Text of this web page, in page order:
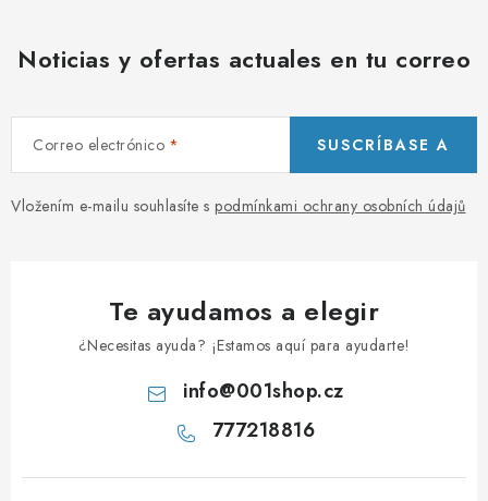
s
a
o
Noticias y ofertas actuales en tu correo
Correo electrónico
Vložením e-mailu souhlasíte s podmínkami ochrany osobních údajů
SUSCRÍBASE A
Te ayudamos a elegir
¿Necesitas ayuda? ¡Estamos aquí para ayudarte!
info@001shop.cz
777218816